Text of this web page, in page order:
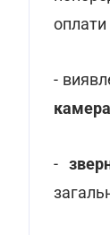
оплати
-
-